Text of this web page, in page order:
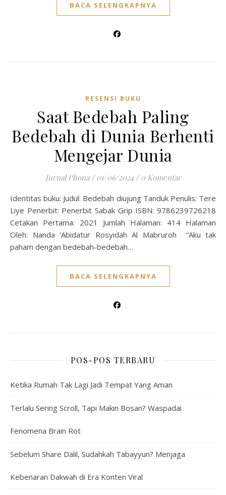
BACA SELENGKAPNYA
RESENSI BUKU
Saat Bedebah Paling
Bedebah di Dunia Berhenti
Mengejar Dunia
Jurnal Phona / 01/06/2024 / 0 Komentar
Identitas buku: Judul: Bedebah diujung Tanduk Penulis: Tere
Liye Penerbit: Penerbit Sabak Grip ISBN: 9786239726218
Cetakan Pertama: 2021 Jumlah Halaman: 414 Halaman
Oleh: Nanda ‘Abidatur Rosyidah Al Mabruroh “Aku tak
paham dengan bedebah-bedebah…
BACA SELENGKAPNYA
POS-POS TERBARU
Ketika Rumah Tak Lagi Jadi Tempat Yang Aman
Terlalu Sering Scroll, Tapi Makin Bosan? Waspadai
Fenomena Brain Rot
Sebelum Share Dalil, Sudahkah Tabayyun? Menjaga
Kebenaran Dakwah di Era Konten Viral